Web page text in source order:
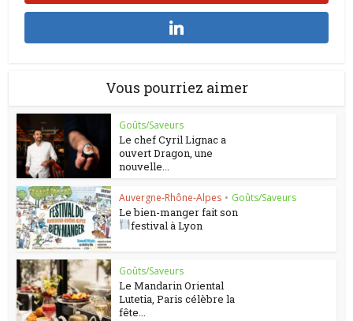
Vous pourriez aimer
Goûts/Saveurs
Le chef Cyril Lignac a
ouvert Dragon, une
nouvelle...
Auvergne-Rhône-Alpes • Goûts/Saveurs
Le bien-manger fait son
festival à Lyon
Goûts/Saveurs
Le Mandarin Oriental
Lutetia, Paris célèbre la
fête...